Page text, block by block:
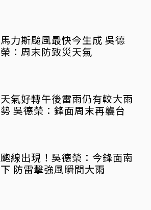
馬力斯颱風最快今生成 吳德
榮：周末防致災天氣
天氣好轉午後雷雨仍有較大雨
勢 吳德榮：鋒面周末再襲台
颮線出現！吳德榮：今鋒面南
下 防雷擊強風瞬間大雨